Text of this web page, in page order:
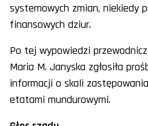
systemowych zmian, niekiedy
finansowych dziur.
Po tej wypowiedzi
Maria M. Janyska zgłosiła
informacji o skali
etatami mundurowymi.